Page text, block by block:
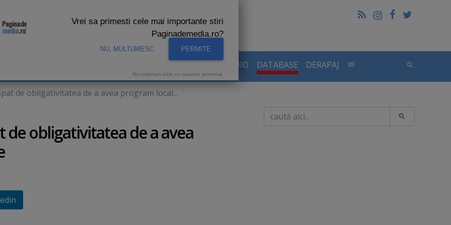
AUDIENTE RADIO DATABASE DERAPAJ
de obligativitatea de a avea program local...
de obligativitatea de a avea
Caută
Vrei sa primesti cele mai importante stiri
Paginademedia.ro?
NU, MULTUMESC PERMITE
Nu colectam date cu caracter personal.